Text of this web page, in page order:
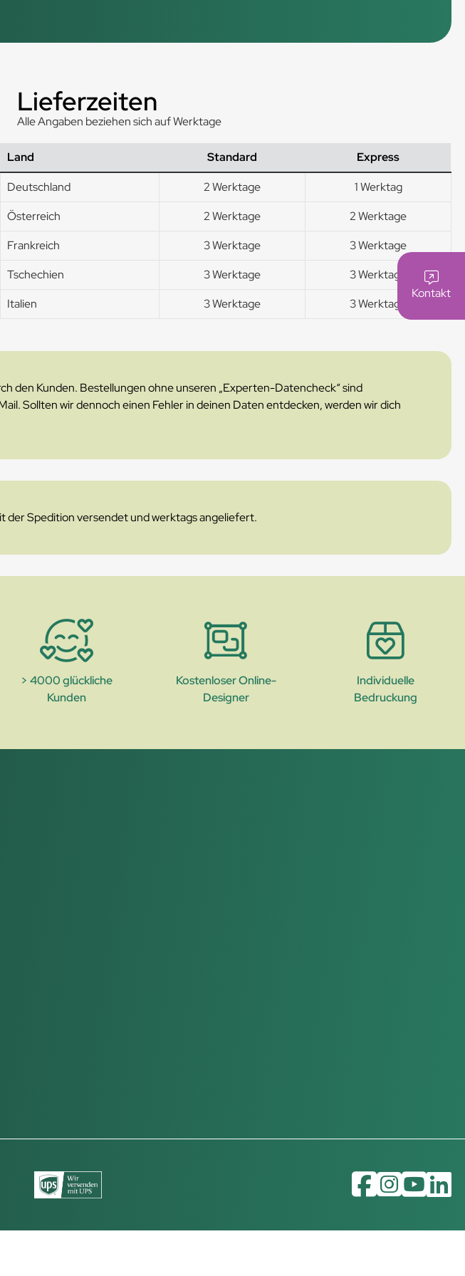
Kontakt
Lieferzeiten
Alle Angaben beziehen sich auf Werktage
Land Standard
Express
Deutschland
2 Werktage
1 Werktag
Österreich
2 Werktage
2 Werktage
Frankreich
3 Werktage
3 Werktage
Tschechien
3 Werktage
3 Werktage
Italien
3 Werktage 3 Werktage
den Kunden. Bestellungen ohne unseren „Experten-Datencheck“ sind
Sollten wir dennoch einen Fehler in deinen Daten entdecken, werden wir dich
der Spedition versendet und werktags angeliefert.
> 4000 glückliche
Kunden
Kostenloser Online-
Designer
Individuelle
Bedruckung